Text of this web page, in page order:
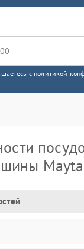
с политикой